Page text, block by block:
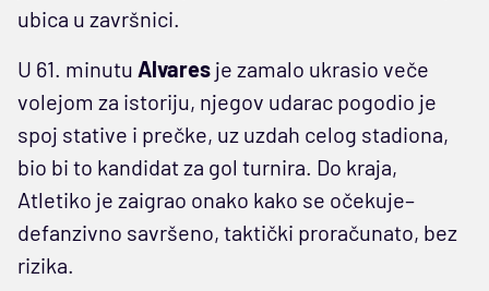
ubica u završnici.
U 61. minutu Alvares je zamalo ukrasio veče
volejom za istoriju, njegov udarac pogodio je
spoj stative i prečke, uz uzdah celog stadiona,
bio bi to kandidat za gol turnira. Do kraja,
Atletiko je zaigrao onako kako se očekuje–
defanzivno savršeno, taktički proračunato, bez
rizika.